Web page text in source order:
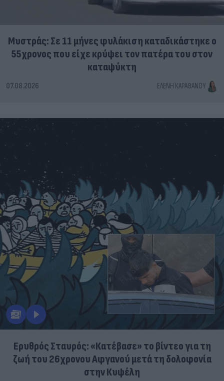
Μυστράς: Σε 11 μήνες φυλάκιση καταδικάστηκε ο
55χρονος που είχε κρύψει τον πατέρα του στον
καταψύκτη
07.08.2026 ΕΛΈΝΗ ΚΑΡΑΘΆΝΟΥ
Ερυθρός Σταυρός: «Κατέβασε» το βίντεο για τη
ζωή του 26χρονου Αφγανού μετά τη δολοφονία
στην Κυψέλη